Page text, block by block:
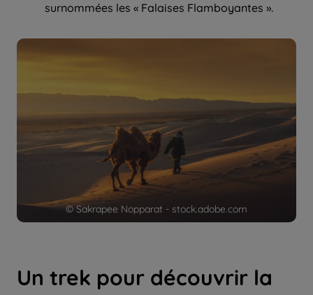
© Sakrapee Nopparat - stock.adobe.com
surnommées les « Falaises Flamboyantes ».
Un trek pour découvrir la